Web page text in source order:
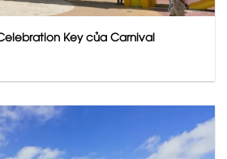
Key của Carnival